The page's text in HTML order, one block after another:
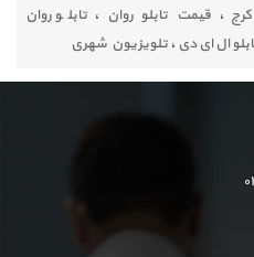
، قیمت تابلو روان ،تابلو روان
ال ای دی ،تلویزیون شهری